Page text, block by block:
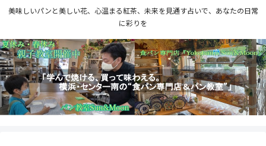
美味しいパンと美しい花、心温まる紅茶、未来を見通す占いで、あなたの日常
に彩りを